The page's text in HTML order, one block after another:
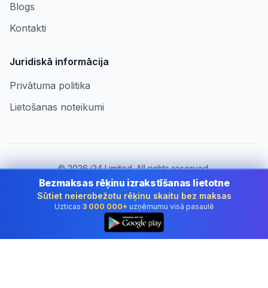
Blogs
Kontakti
Juridiskā informācija
Privātuma politika
Lietošanas noteikumi
©2026i24 Limited. All rights reserved.
Uzņēmumiem Latvia
Mainīt valsti:
Latvia
Bezmaksas rēķinu izrakstīšanas lietotne
Sūtiet neierobežotu rēķinu skaitu bez maksas
Uzticas 3 000 000+ uzņēmumu visā pasaulē